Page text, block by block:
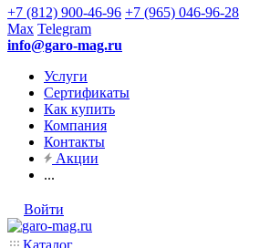
+7 (812) 900-46-96 +7 (965) 046-96-28
Max Telegram
info@garo-mag.ru
Услуги
Сертификаты
Как купить
Компания
Контакты
Акции
...
Войти
Каталог